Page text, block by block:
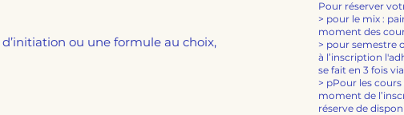
ou une formule au choix,
Pour réserver
> pour le mix :
moment des
> pour semestre
à l’inscription
se fait en 3 fois
> pPour les cours
moment de
réserve de